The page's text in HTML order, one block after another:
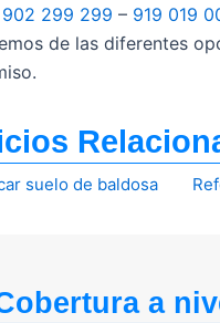
902 299 299 – 919 019
de las diferentes
suelo de baldosa
a